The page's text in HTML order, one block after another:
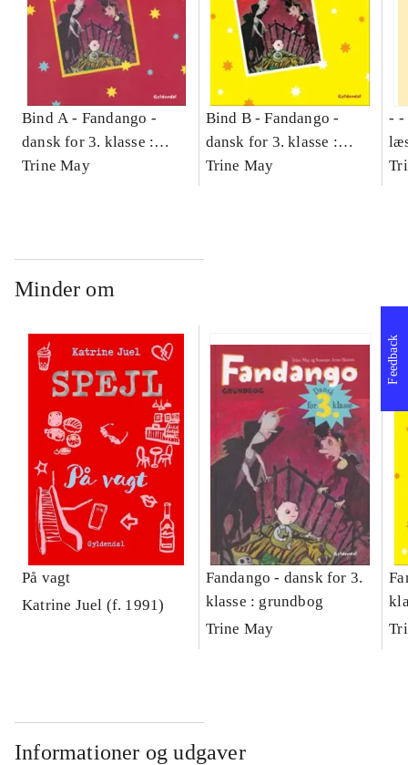
Bind A - Fandango -
dansk for 3. klasse :
grundbog -- Arbejdsbog.
Trine May
Bind B -Fandango -
dansk for 3. klasse :
grundbog -- Arbejdsbog.
Trine May
- -
-
Minder om
På vagt
Katrine Juel (f. 1991)
Fandango - dansk for 3.
klasse : grundbog
Trine May
Informationer og udgaver
Feedback